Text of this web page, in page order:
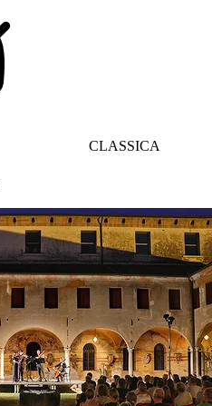
CLASSICA